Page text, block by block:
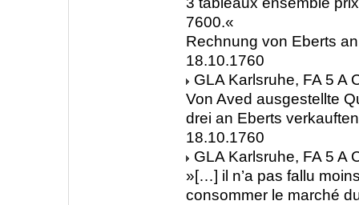
7600.«
Rechnung von Eberts
18.10.1760
GLA Karlsruhe, FA 5 A
Von Aved ausgestellte
drei an Eberts
18.10.1760
GLA Karlsruhe, FA 5 A
»[…] il n’a pas fallu
consommer le marché